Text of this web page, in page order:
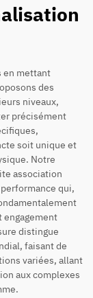
en mettant
des
niveaux,
précisément
soit unique et
Notre
association
qui,
engagement
distingue
faisant de
variées, allant
aux complexes